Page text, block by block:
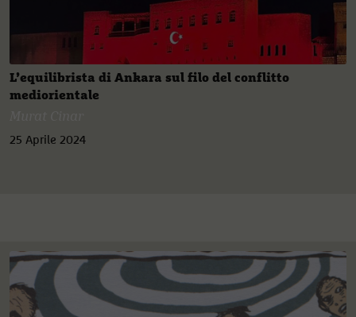
L’equilibrista di Ankara sul filo del conflitto
mediorientale
25 Aprile 2024